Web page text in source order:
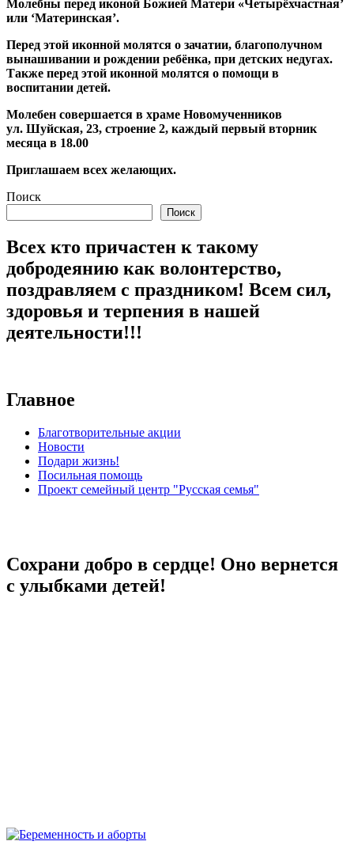
Молебны перед иконой Божией Матери «Четырёхчастная’
или ‘Материнская’.
Перед этой иконной молятся о зачатии, благополучном
вынашивании и рождении ребёнка, при детских недугах.
Также перед этой иконной молятся о помощи в
воспитании детей.
Молебен совершается в храме Новомученников
ул. Шуйская, 23, строение 2, каждый первый вторник
месяца в 18.00
Приглашаем всех желающих.
Поиск
Поиск
Всех кто причастен к такому
добродеянию как волонтерство,
поздравляем с праздником! Всем сил,
здоровья и терпения в нашей
деятельности!!!
Главное
Благотворительные акции
Новости
Подари жизнь!
Посильная помощь
Проект семейный центр "Русская семья"
Сохрани добро в сердце! Оно вернется
с улыбками детей!